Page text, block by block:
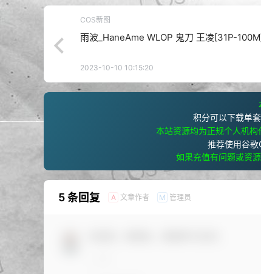
COS新图
雨波_HaneAme WLOP 鬼刀 王凌[31P-
2023-10-10 10:15:20
积分可以下载单
本站资源均为正规个人机构
推荐使用谷歌
如果充值有问题或资
5 条回复 A 文章作者 M 管理员